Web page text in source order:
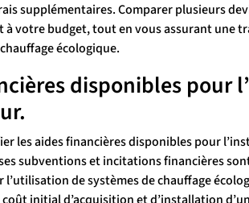
supplémentaires. Comparer plusieurs
à votre budget, tout en vous assurant une
écologique.
disponibles pour
les aides financières disponibles pour
subventions et incitations financières
de systèmes de chauffage